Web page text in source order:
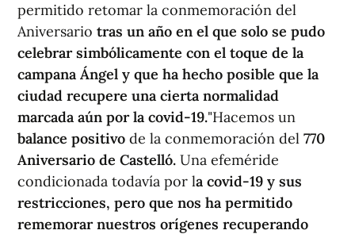
permitido retomar la conmemoración del
Aniversario tras un año en el que solo se pudo
celebrar simbólicamente con el toque de la
campana Ángel y que ha hecho posible que la
ciudad recupere una cierta normalidad
marcada aún por la covid-19."Hacemos un
balance positivo de la conmemoración del 770
Aniversario de Castelló. Una efeméride
condicionada todavía por la covid-19 y sus
restricciones, pero que nos ha permitido
rememorar nuestros orígenes recuperando